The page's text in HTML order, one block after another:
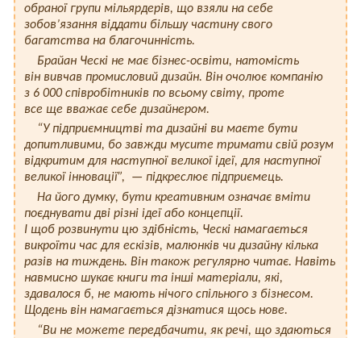
обраної групи мільярдерів, що взяли на себе
зобов’язання віддати більшу частину свого
багатства на благочинність.
Брайан Ческі не має бізнес-освіти, натомість
він вивчав промисловий дизайн. Він очолює компанію
з 6 000 співробітників по всьому світу, проте
все ще вважає себе дизайнером.
“У підприємництві та дизайні ви маєте бути
допитливими, бо завжди мусите тримати свій розум
відкритим для наступної великої ідеї, для наступної
великої інновації”, — підкреслює підприємець.
На його думку, бути креативним означає вміти
поєднувати дві різні ідеї або концепції.
І щоб розвинути цю здібність, Ческі намагається
викроїти час для ескізів, малюнків чи дизайну кілька
разів на тиждень. Він також регулярно читає. Навіть
навмисно шукає книги та інші матеріали, які,
здавалося б, не мають нічого спільного з бізнесом.
Щодень він намагається дізнатися щось нове.
“Ви не можете передбачити, як речі, що здаються